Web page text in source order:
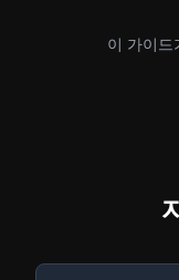
이 가이드